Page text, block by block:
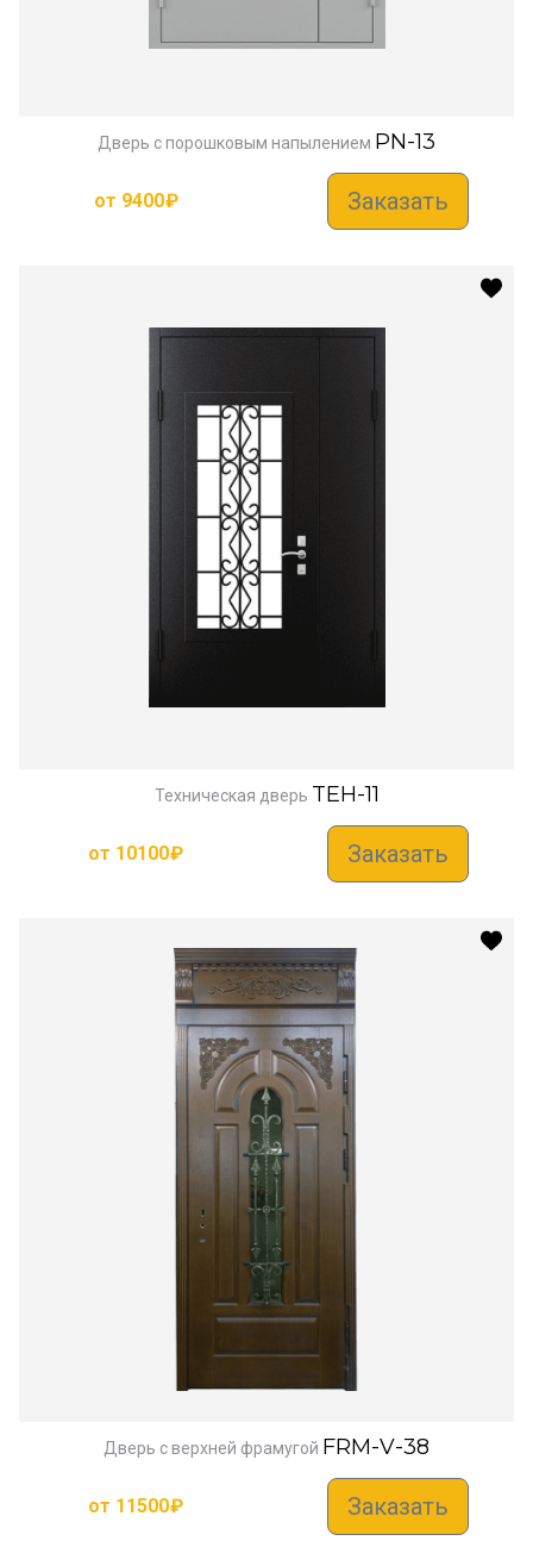
Дверь с порошковым напылением PN-13
от 9400₽ Заказать
Техническая дверь TEH-11
от 10100₽ Заказать
Дверь с верхней фрамугой FRM-V-38
от 11500₽ Заказать